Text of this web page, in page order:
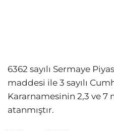
6362 sayılı Sermaye
maddesi ile 3 sayılı
Kararnamesinin 2,3 ve
atanmıştır.